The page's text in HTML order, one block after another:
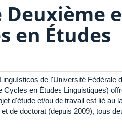
Deuxième
en Études
de l'Université Fédérale
en Études Linguistiques)
d'étude et/ou de travail est lié au
de doctorat (depuis 2009), tous